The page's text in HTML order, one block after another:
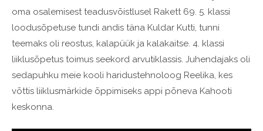
oma osalemisest teadusvõistlusel Rakett 69. 5. klassi
loodusõpetuse tundi andis täna Kuldar Kutti, tunni
teemaks oli reostus, kalapüük ja kalakaitse. 4. klassi
liiklusõpetus toimus seekord arvutiklassis. Juhendajaks oli
sedapuhku meie kooli haridustehnoloog Reelika, kes
võttis liiklusmärkide õppimiseks appi põneva Kahooti
keskonna.